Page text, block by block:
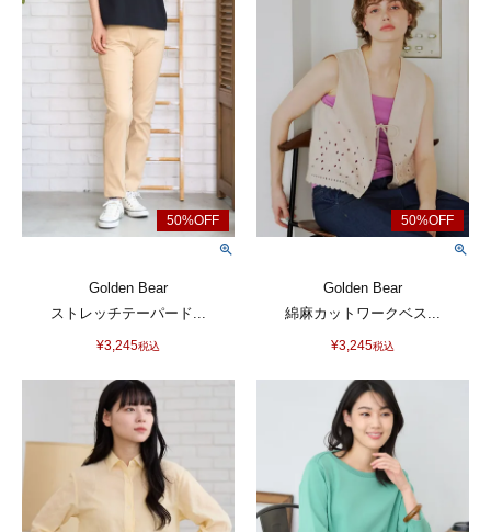
Golden Bear
ストレッチテーパード...
¥3,245税込
Golden Bear
綿麻カットワークベス...
¥3,245税込